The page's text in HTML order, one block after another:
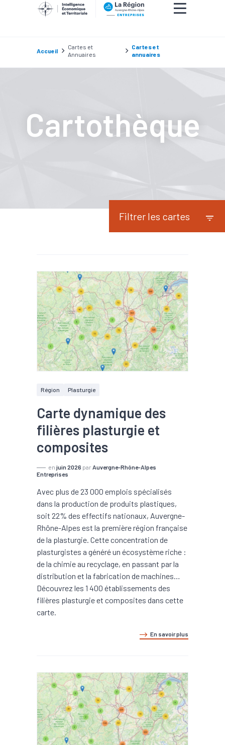
Accueil
Cartes et
Annuaires
Cartes et
annuaires
Cartothèque
Filtrer les cartes
Région Plasturgie
Carte dynamique des
filières plasturgie et
composites
en juin 2026 par Auvergne-Rhône-Alpes
Entreprises
Avec plus de 23 000 emplois spécialisés
dans la production de produits plastiques,
soit 22% des effectifs nationaux, Auvergne-
Rhône-Alpes est la première région française
de la plasturgie. Cette concentration de
plasturgistes a généré un écosystème riche :
de la chimie au recyclage, en passant par la
distribution et la fabrication de machines…
Découvrez les 1 400 établissements des
filières plasturgie et composites dans cette
carte.
En savoir plus